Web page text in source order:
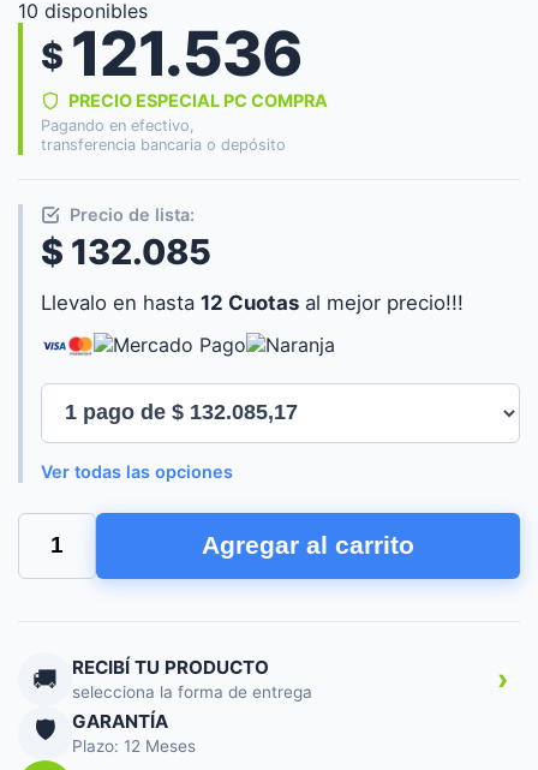
10 disponibles
$ 121.536
PRECIO ESPECIAL PC COMPRA
Pagando en efectivo,
transferencia bancaria o depósito
Precio de lista:
$ 132.085
Llevalo en hasta 12 Cuotas al mejor precio!!!
Ver todas las opciones
HUNNOX
UPS
1200VA
Agregar al carrito
🚚 RECIBÍ TU PRODUCTO
selecciona la forma de entrega ›
🛡️ GARANTÍA
Plazo: 12 Meses